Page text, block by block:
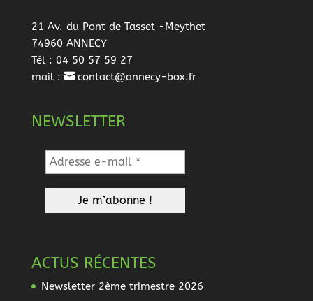
21 Av. du Pont de Tasset -Meythet
74960 ANNECY
Tél : 04 50 57 59 27
mail :
contact@annecy-box.fr
NEWSLETTER
ACTUS RÉCENTES
Newsletter 2ème trimestre 2026